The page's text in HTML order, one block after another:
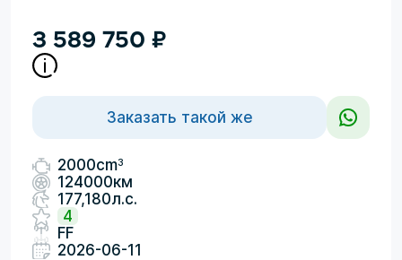
3 589 750 ₽
Заказать такой же
2000cm3
124000км
177,180л.с.
4
FF
2026-06-11